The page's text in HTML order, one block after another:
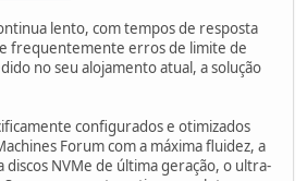
lento, com tempos de resposta
frequentemente erros de limite de
no seu alojamento atual, a solução
configurados e otimizados
Forum com a máxima fluidez, a
discos NVMe de última geração, o ultra-